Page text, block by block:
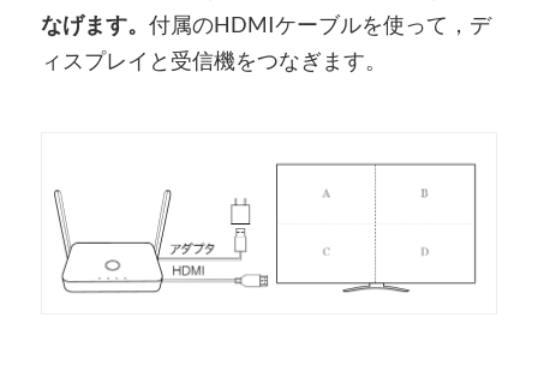
なげます。 付属のHDMIケーブルを使って，デ
ィスプレイと受信機をつなぎます。